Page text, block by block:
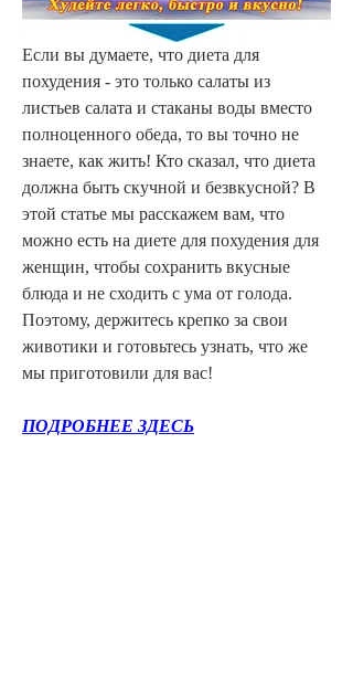
Если вы думаете, что диета для
похудения - это только салаты из
листьев салата и стаканы воды вместо
полноценного обеда, то вы точно не
знаете, как жить! Кто сказал, что диета
должна быть скучной и безвкусной? В
этой статье мы расскажем вам, что
можно есть на диете для похудения для
женщин, чтобы сохранить вкусные
блюда и не сходить с ума от голода.
Поэтому, держитесь крепко за свои
животики и готовьтесь узнать, что же
мы приготовили для вас!
ПОДРОБНЕЕ ЗДЕСЬ